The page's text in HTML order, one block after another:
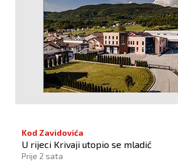
Kod Zavidovića
U rijeci Krivaji utopio se mladić
Prije 2 sata